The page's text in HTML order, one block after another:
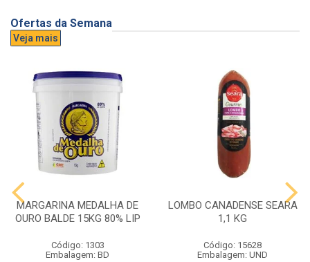
Ofertas da Semana
Veja mais
MARGARINA MEDALHA DE
OURO BALDE 15KG 80% LIP
Código: 1303
Embalagem: BD
LOMBO CANADENSE SEARA
1,1 KG
Código: 15628
Embalagem: UND